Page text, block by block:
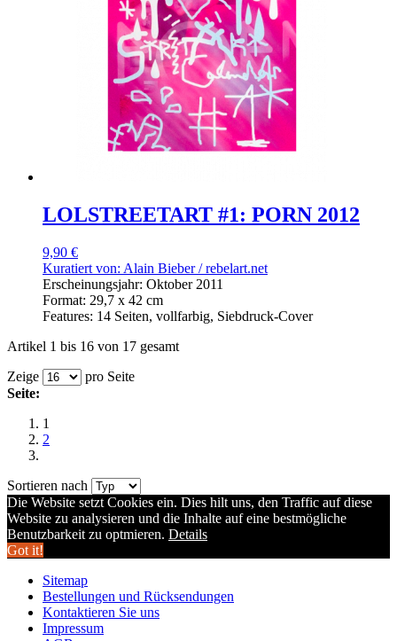
LOLSTREETART #1: PORN 2012
9,90 €
Kuratiert von: Alain Bieber /rebelart.net
Erscheinungsjahr: Oktober 2011
Format: 29,7 x 42 cm
Features: 14 Seiten, vollfarbig, Siebdruck-Cover
Artikel 1 bis 16 von 17 gesamt
Zeige
pro Seite
Seite:
1
2
Sortieren nach
Die Website setzt Cookies ein. Dies hilt uns, den Traffic auf diese
Website zu analysieren und die Inhalte auf eine bestmögliche
Benutzbarkeit zu optmieren. Details
Got it!
Sitemap
Bestellungen und Rücksendungen
Kontaktieren Sie uns
Impressum